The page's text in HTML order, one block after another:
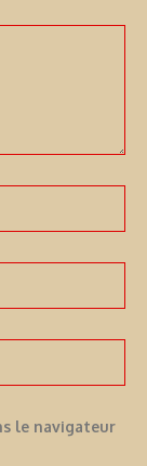
le navigateur